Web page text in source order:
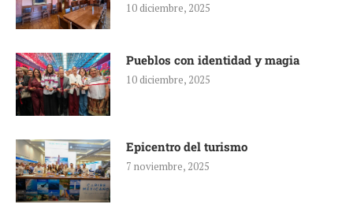
10 diciembre, 2025
Pueblos con identidad y magia
10 diciembre, 2025
Epicentro del turismo
7 noviembre, 2025